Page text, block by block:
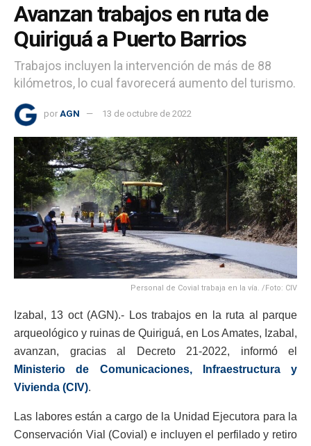
Avanzan trabajos en ruta de
Quiriguá a Puerto Barrios
Trabajos incluyen la intervención de más de 88
kilómetros, lo cual favorecerá aumento del turismo.
por AGN 13 de octubre de 2022
Personal de Covial trabaja en la vía. /Foto: CIV
Izabal, 13 oct (AGN).- Los trabajos en la ruta al parque
arqueológico y ruinas de Quiriguá, en Los Amates, Izabal,
avanzan, gracias al Decreto 21-2022, informó el
Ministerio de Comunicaciones, Infraestructura y
Vivienda (CIV).
Las labores están a cargo de la Unidad Ejecutora para la
Conservación Vial (Covial) e incluyen el perfilado y retiro